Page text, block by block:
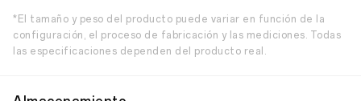
*El tamaño y peso del producto puede variar en función de la
configuración, el proceso de fabricación y las mediciones. Todas
las especificaciones dependen del producto real.